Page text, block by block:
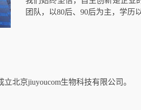
团队，以80后、90后为主，学历
北京jiuyoucom生物科技有限公司。